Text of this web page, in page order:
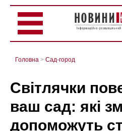
Головна > Сад-город
Світлячки
ваш сад: які
допоможуть